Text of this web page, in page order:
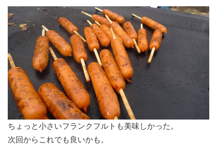
ちょっと小さいフランクフルトも美味しかった。
次回からこれでも良いかも。